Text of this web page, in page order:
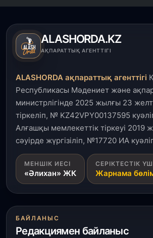
ALASHORDA.KZ
АҚПАРАТТЫҚ АГЕНТТІГІ
ALASHORDA ақпараттық агенттігі
Республикасы Мәдениет және
министрлігінде 2025 жылғы 23
тіркеліп, № KZ42VPY00137595
Алғашқы мемлекеттік тіркеуі 2019
сәуірде жүргізіліп, №17720 ИА
МЕНШІК ИЕСІ
«Әлихан» ЖК
СЕРІКТЕСТІК
Жарнама
БАЙЛАНЫС
Редакциямен байланыс